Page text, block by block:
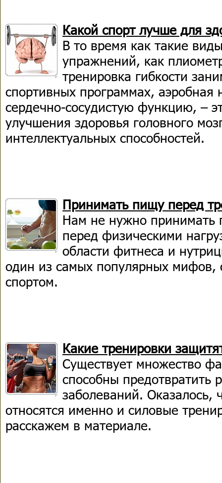
Какой спорт лучше для
В то время как такие
упражнений, как
тренировка гибкости
спортивных программах,
сердечно-сосудистую функцию, –
улучшения здоровья головного
интеллектуальных способностей.
Принимать пищу перед
Нам не нужно принимать
перед физическими
области фитнеса и
один из самых популярных мифов,
спортом.
Какие тренировки
Существует множество
способны предотвратить
заболеваний. Оказалось,
относятся именно и силовые
расскажем в материале.